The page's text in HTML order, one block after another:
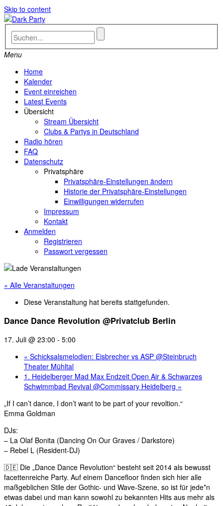
Skip to content
Menu
Home
Kalender
Event einreichen
Latest Events
Übersicht
Stream Übersicht
Clubs & Partys in Deutschland
Radio hören
FAQ
Datenschutz
Privatsphäre
Privatsphäre-Einstellungen ändern
Historie der Privatsphäre-Einstellungen
Einwilligungen widerrufen
Impressum
Kontakt
Anmelden
Registrieren
Passwort vergessen
« Alle Veranstaltungen
Diese Veranstaltung hat bereits stattgefunden.
Dance Dance Revolution @Privatclub Berlin
17. Juli @ 23:00 - 5:00
« Schicksalsmelodien: Eisbrecher vs ASP @Steinbruch
Theater Mühltal
1. Heidelberger Mad Max Endzeit Open Air & Schwarzes
Schwimmbad Revival @Commissary Heidelberg »
„If I can’t dance, I don’t want to be part of your revoltion.“
Emma Goldman
DJs:
– La Olaf Bonita (Dancing On Our Graves / Darkstore)
– Rebel L (Resident-DJ)
🇩🇪 Die „Dance Dance Revolution“ besteht seit 2014 als bewusst
facettenreiche Party. Auf einem Dancefloor finden sich hier alle
maßgeblichen Stile der Gothic- und Wave-Szene, so ist für jede*n
etwas dabei und man kann sowohl zu bekannten Hits aus mehr als